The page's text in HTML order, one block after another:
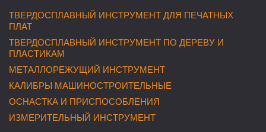
ТВЕРДОСПЛАВНЫЙ ИНСТРУМЕНТ ДЛЯ ПЕЧАТНЫХ
ПЛАТ
ТВЕРДОСПЛАВНЫЙ ИНСТРУМЕНТ ПО ДЕРЕВУ И
ПЛАСТИКАМ
МЕТАЛЛОРЕЖУЩИЙ ИНСТРУМЕНТ
КАЛИБРЫ МАШИНОСТРОИТЕЛЬНЫЕ
ОСНАСТКА И ПРИСПОСОБЛЕНИЯ
ИЗМЕРИТЕЛЬНЫЙ ИНСТРУМЕНТ